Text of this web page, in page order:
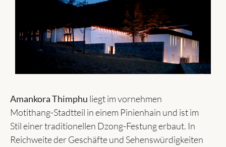
Amankora Thimphu liegt im vornehmen
Motithang-Stadtteil in einem Pinienhain und ist im
Stil einer traditionellen Dzong-Festung erbaut. In
Reichweite der Geschäfte und Sehenswürdigkeiten